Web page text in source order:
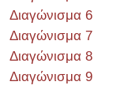
Διαγώνισμα 6
Διαγώνισμα 7
Διαγώνισμα 8
Διαγώνισμα 9